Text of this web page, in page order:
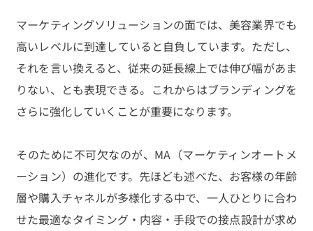
マーケティングソリューションの面では、美容業界でも
高いレベルに到達していると自負しています。ただし、
それを言い換えると、従来の延長線上では伸び幅があま
りない、とも表現できる。これからはブランディングを
さらに強化していくことが重要になります。
そのために不可欠なのが、MA（マーケティンオートメ
ーション）の進化です。先ほども述べた、お客様の年齢
層や購入チャネルが多様化する中で、一人ひとりに合わ
せた最適なタイミング・内容・手段での接点設計が求め